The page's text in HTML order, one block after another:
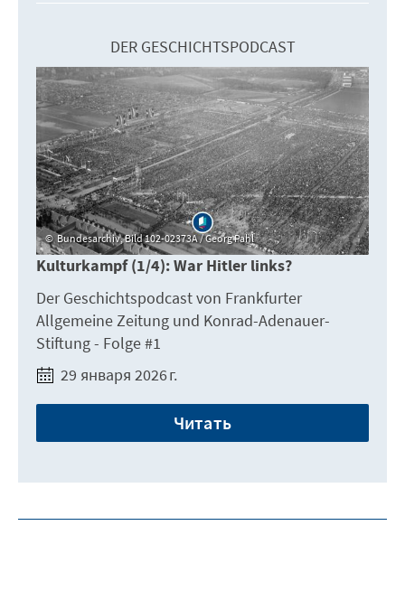
DER GESCHICHTSPODCAST
Bundesarchiv, Bild 102-02373A / Georg Pahl
Kulturkampf (1/4): War Hitler links?
Der Geschichtspodcast von Frankfurter
Allgemeine Zeitung und Konrad-Adenauer-
Stiftung - Folge #1
29 января 2026 г.
Читать